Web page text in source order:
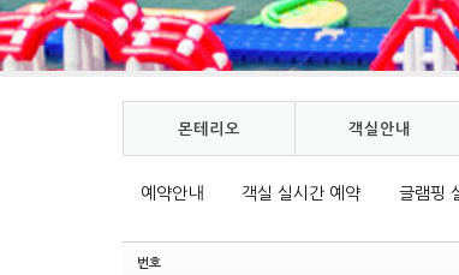
몬테리오 객실안내
예약안내 객실 실시간 예약 글램핑
번호